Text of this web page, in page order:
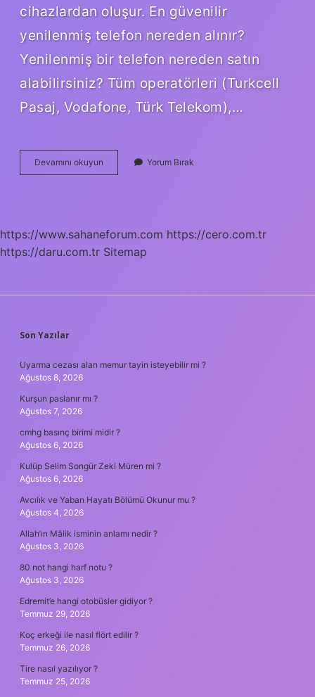
cihazlardan oluşur. En güvenilir
yenilenmiş telefon nereden alınır?
Yenilenmiş bir telefon nereden satın
alabilirsiniz? Tüm operatörleri (Turkcell
Pasaj, Vodafone, Türk Telekom),…
Devamını okuyun Teknosa
Yenilenmiş
Yorum Bırak
https://www.sahaneforum.com https://cero.com.tr
https://daru.com.tr Sitemap
SIDEBAR
Son Yazılar
Uyarma cezası alan memur tayin isteyebilir mi ?
Ağustos 8, 2026
Kurşun paslanır mı ?
Ağustos 7, 2026
cmhg basınç birimi midir ?
Ağustos 6, 2026
Kulüp Selim Songür Zeki Müren mi ?
Ağustos 6, 2026
Avcılık ve Yaban Hayatı Bölümü Okunur mu ?
Ağustos 4, 2026
Allah’ın Mâlik isminin anlamı nedir ?
Ağustos 3, 2026
80 not hangi harf notu ?
Ağustos 3, 2026
Edremit’e hangi otobüsler gidiyor ?
Temmuz 29, 2026
Koç erkeği ile nasıl flört edilir ?
Temmuz 26, 2026
Tire nasıl yazılıyor ?
Temmuz 25, 2026